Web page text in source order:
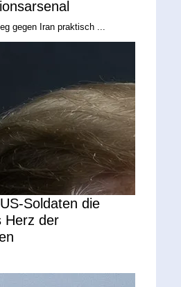
gegen Iran praktisch ...
Soldaten die
Herz der